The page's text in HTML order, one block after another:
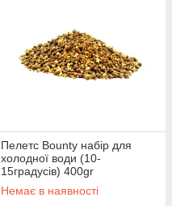
Пелетс Bounty набір для
холодної води (10-
15градусів) 400gr
Немає в наявності